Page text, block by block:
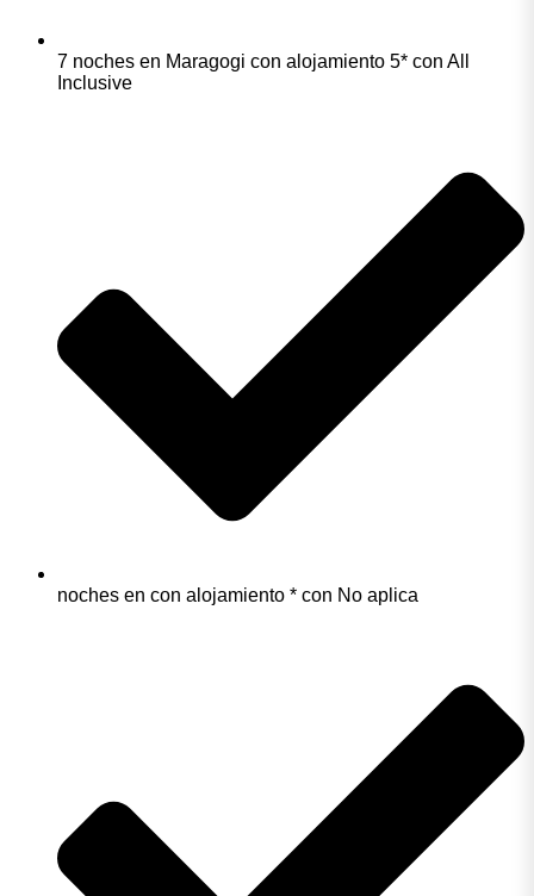
7 noches en Maragogi con alojamiento 5* con All
Inclusive
noches en con alojamiento * con No aplica